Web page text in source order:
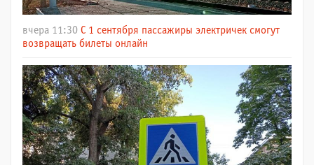
вчера 11:30 С 1 сентября пассажиры электричек смогут
возвращать билеты онлайн